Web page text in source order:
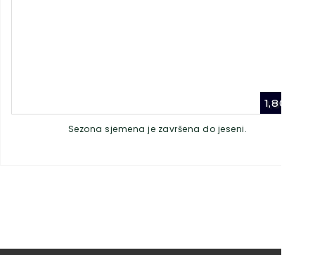
1,80
Sezona sjemena je završena do jeseni.